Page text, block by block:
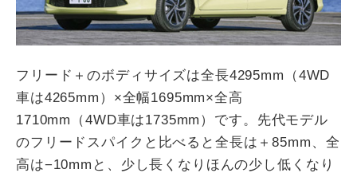
フリード＋のボディサイズは全長4295mm（4WD
車は4265mm）×全幅1695mm×全高
1710mm（4WD車は1735mm）です。先代モデル
のフリードスパイクと比べると全長は＋85mm、全
高は−10mmと、少し長くなりほんの少し低くなり